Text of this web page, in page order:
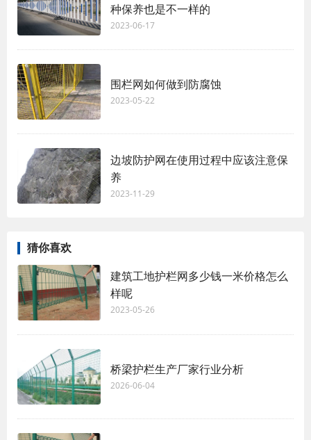
种保养也是不一样的
2023-06-17
围栏网如何做到防腐蚀
2023-05-22
边坡防护网在使用过程中应该注意保
养
2023-11-29
猜你喜欢
建筑工地护栏网多少钱一米价格怎么
样呢
2023-05-26
桥梁护栏生产厂家行业分析
2026-06-04